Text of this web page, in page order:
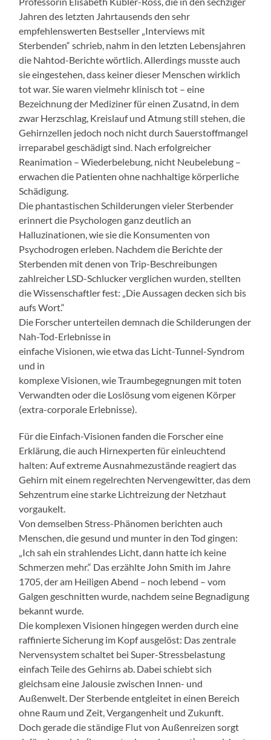
Jahren des letzten Jahrtausends den sehr
empfehlenswerten Bestseller „Interviews mit
Sterbenden“ schrieb, nahm in den letzten Lebensjahren
die Nahtod-Berichte wörtlich. Allerdings musste auch
sie eingestehen, dass keiner dieser Menschen wirklich
tot war. Sie waren vielmehr klinisch tot – eine
Bezeichnung der Mediziner für einen Zusatnd, in dem
zwar Herzschlag, Kreislauf und Atmung still stehen, die
Gehirnzellen jedoch noch nicht durch Sauerstoffmangel
irreparabel geschädigt sind. Nach erfolgreicher
Reanimation – Wiederbelebung, nicht Neubelebung –
erwachen die Patienten ohne nachhaltige körperliche
Schädigung.
Die phantastischen Schilderungen vieler Sterbender
erinnert die Psychologen ganz deutlich an
Halluzinationen, wie sie die Konsumenten von
Psychodrogen erleben. Nachdem die Berichte der
Sterbenden mit denen von Trip-Beschreibungen
zahlreicher LSD-Schlucker verglichen wurden, stellten
die Wissenschaftler fest: „Die Aussagen decken sich bis
aufs Wort.“
Die Forscher unterteilen demnach die Schilderungen der
Nah-Tod-Erlebnisse in
einfache Visionen, wie etwa das Licht-Tunnel-Syndrom
und in
komplexe Visionen, wie Traumbegegnungen mit toten
Verwandten oder die Loslösung vom eigenen Körper
(extra-corporale Erlebnisse).
Für die Einfach-Visionen fanden die Forscher eine
Erklärung, die auch Hirnexperten für einleuchtend
halten: Auf extreme Ausnahmezustände reagiert das
Gehirn mit einem regelrechten Nervengewitter, das dem
Sehzentrum eine starke Lichtreizung der Netzhaut
vorgaukelt.
Von demselben Stress-Phänomen berichten auch
Menschen, die gesund und munter in den Tod gingen:
„Ich sah ein strahlendes Licht, dann hatte ich keine
Schmerzen mehr.“ Das erzählte John Smith im Jahre
1705, der am Heiligen Abend – noch lebend – vom
Galgen geschnitten wurde, nachdem seine Begnadigung
bekannt wurde.
Die komplexen Visionen hingegen werden durch eine
raffinierte Sicherung im Kopf ausgelöst: Das zentrale
Nervensystem schaltet bei Super-Stressbelastung
einfach Teile des Gehirns ab. Dabei schiebt sich
gleichsam eine Jalousie zwischen Innen- und
Außenwelt. Der Sterbende entgleitet in einen Bereich
ohne Raum und Zeit, Vergangenheit und Zukunft.
Doch gerade die ständige Flut von Außenreizen sorgt